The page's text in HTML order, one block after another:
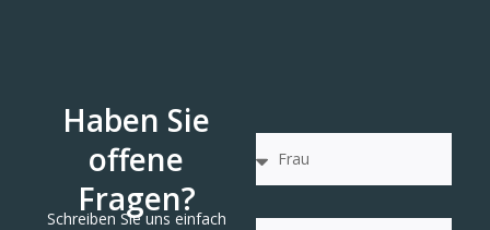
Haben Sie
offene
Fragen?
Schreiben Sie uns einfach